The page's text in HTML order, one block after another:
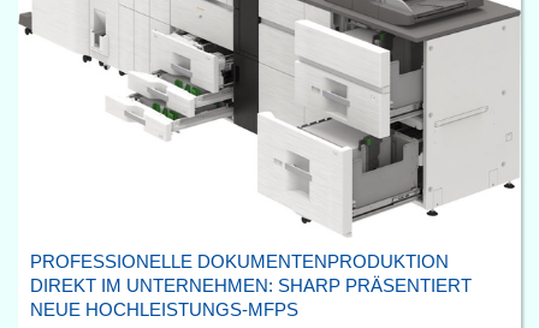
PROFESSIONELLE DOKUMENTENPRODUKTION
DIREKT IM UNTERNEHMEN: SHARP PRÄSENTIERT
NEUE HOCHLEISTUNGS-MFPS